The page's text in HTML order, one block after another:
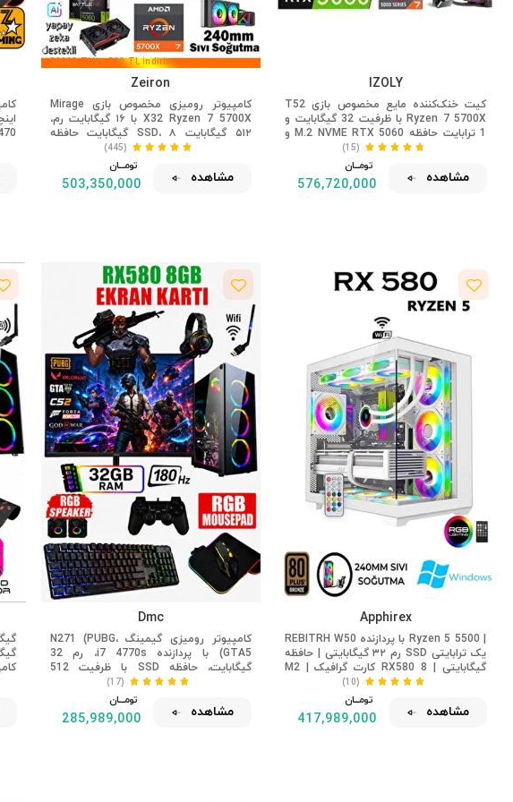
IZOLY
کیت خنک‌کننده مایع مخصوص بازی T52
Ryzen 7 5700X با ظرفیت 32 گیگابایت و
1 ترابایت حافظه M.2 NVME RTX 5060 و
ظرفیت 240 میلی‌متر
(15)
تومــــــان
576,720,000 مشاهده
30000 TL'ye 300 TL İndirim
Zeiron
کامپیوتر رومیزی مخصوص بازی Mirage
X32 Ryzen 7 5700X با ۱۶ گیگابایت رم،
۵۱۲ گیگابایت SSD، ۸ گیگابایت حافظه
RTX5060 و خنک‌کننده مایع (445)
تومــــــان
503,350,000 مشاهده
Apphirex
REBITRH W50 با پردازنده Ryzen 5 5500 |
رم ۳۲ گیگابایتی | حافظه SSD یک ترابایتی
M2 | کارت گرافیک RX580 8 گیگابایتی |
لپ‌تاپ گیمینگ سفید با خنک‌کننده مایع
(10)
تومــــــان
417,989,000 مشاهده
Dmc
کامپیوتر رومیزی گیمینگ N271 (PUBG،
GTA5) با پردازنده i7 4770s، رم 32
گیگابایت، حافظه SSD با ظرفیت 512
180 هرتز
(17)
تومــــــان
285,989,000 مشاهده